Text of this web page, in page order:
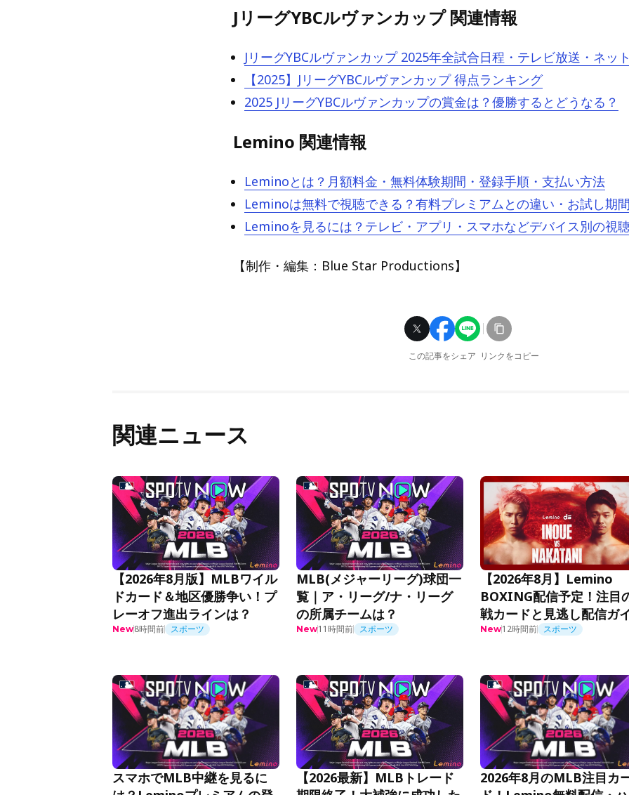
JリーグYBCルヴァンカップ 関連情報
JリーグYBCルヴァンカップ 2025年全試合日程・テレビ放送・ネッ
【2025】JリーグYBCルヴァンカップ 得点ランキング
2025 JリーグYBCルヴァンカップの賞金は？優勝するとどうなる？
Lemino 関連情報
Leminoとは？月額料金・無料体験期間・登録手順・支払い方法
Leminoは無料で視聴できる？有料プレミアムとの違い・お試し期
Leminoを見るには？テレビ・アプリ・スマホなどデバイス別の視
【制作・編集：Blue Star Productions】
この記事をシェア リンクをコピー
関連ニュース
【2026年8月版】MLBワイル
ドカード＆地区優勝争い！プ
レーオフ進出ラインは？
New8時間前 スポーツ
MLB(メジャーリーグ)球団一
覧｜ア・リーグ/ナ・リーグ
の所属チームは？
New11時間前 スポーツ
【2026年8月】Lemino
BOXING配信予定！注目
戦カードと見逃し配信ガ
New12時間前 スポーツ
スマホでMLB中継を見るに
【2026最新】MLBトレード
2026年8月のMLB注目カ